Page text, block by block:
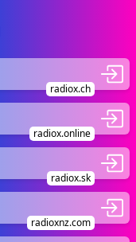
radiox.ch
radiox.online
radiox.sk
radioxnz.com